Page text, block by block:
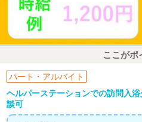
ここがポ
パート・アルバイト
ヘルパーステーションでの訪問入
談可